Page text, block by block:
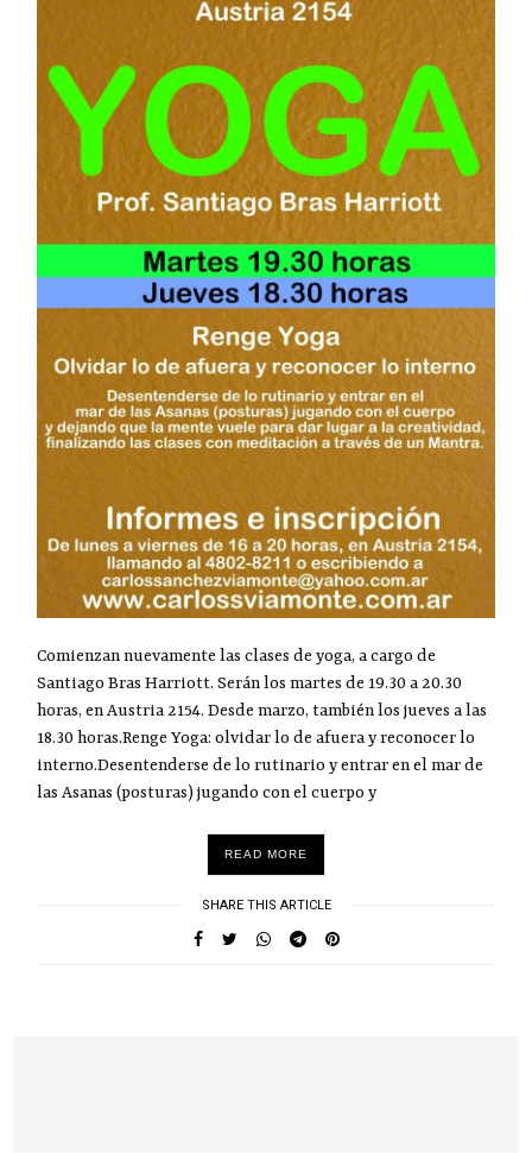
Comienzan nuevamente las clases de yoga, a cargo de
Santiago Bras Harriott. Serán los martes de 19.30 a 20.30
horas, en Austria 2154. Desde marzo, también los jueves a las
18.30 horas.Renge Yoga: olvidar lo de afuera y reconocer lo
interno.Desentenderse de lo rutinario y entrar en el mar de
las Asanas (posturas) jugando con el cuerpo y
READ MORE
SHARE THIS ARTICLE